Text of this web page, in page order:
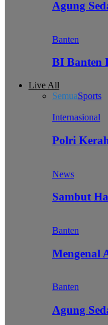
Agung
Banten
BI Banten
Live All
SemuaSports
Internasional
Polri
News
Sambut
Banten
Mengenal
Banten
Agung